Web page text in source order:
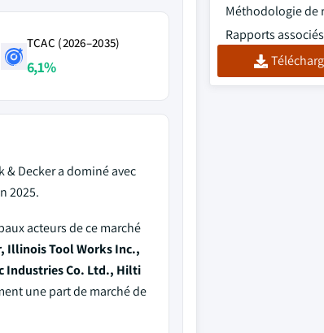
TCAC (2026–2035)
6,1%
& Decker a dominé avec
2025.
acteurs de ce marché
Illinois Tool Works Inc.,
Industries Co. Ltd., Hilti
une part de marché de
Méthodologie de
Rapports associés